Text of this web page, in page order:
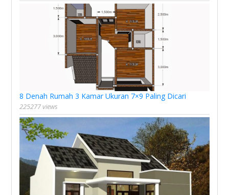
8 Denah Rumah 3 Kamar Ukuran 7×9 Paling Dicari
225277 views